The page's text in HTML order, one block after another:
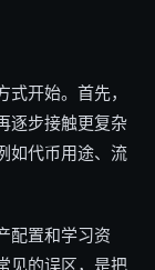
开始。首先，
逐步接触更复杂
如代币用途、流
配置和学习资
见的误区，是把